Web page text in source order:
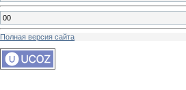
00
Полная версия сайта